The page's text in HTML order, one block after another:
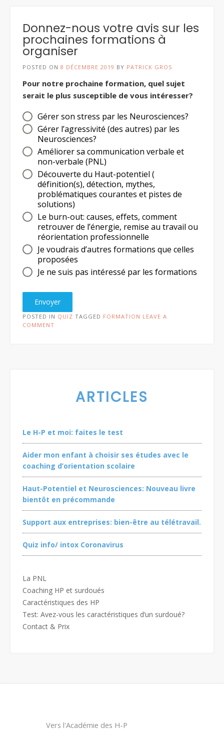
Donnez-nous votre avis sur les
prochaines formations à
organiser
POSTED ON 8 DÉCEMBRE 2019 BY PATRICK GROS
Pour notre prochaine formation, quel sujet
serait le plus susceptible de vous intéresser?
Gérer son stress par les Neurosciences?
Gérer l’agressivité (des autres) par les
Neurosciences?
Améliorer sa communication verbale et
non-verbale (PNL)
Découverte du Haut-potentiel (
définition(s), détection, mythes,
problématiques courantes et pistes de
solutions)
Le burn-out: causes, effets, comment
retrouver de l’énergie, remise au travail ou
réorientation professionnelle
Je voudrais d’autres formations que celles
proposées
Je ne suis pas intéressé par les formations
Envoyer
POSTED IN QUIZ TAGGED FORMATION LEAVE A
COMMENT
ARTICLES
Le H-P et moi: faites le test
Aider mon enfant à choisir ses études avec le
coaching d’orientation scolaire
Haut-Potentiel et Neurosciences: Nouveau livre
bientôt en précommande
Support aux entreprises: bien-être au télétravail.
Quiz info/ intox Coronavirus
La PNL
Coaching HP et surdoués
Caractéristiques des HP
Test: Avez-vous les caractéristiques d’un surdoué?
Contact & Prix
Vers l'Académie des H-P